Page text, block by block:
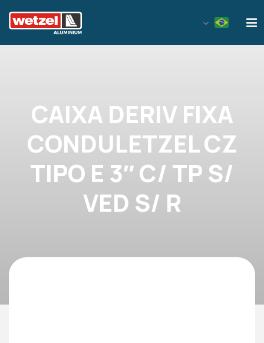
CAIXA DERIV FIXA
CONDULETZEL CZ
TIPO E 3″ C/ TP S/
VED S/ R